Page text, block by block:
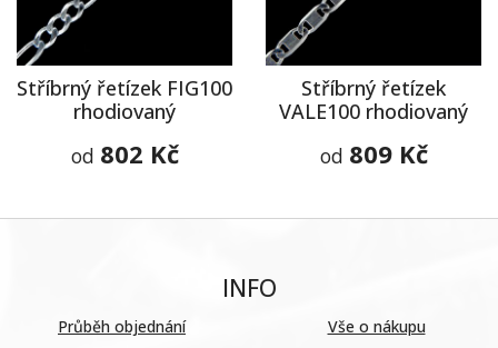
Stříbrný řetízek FIG100
rhodiovaný
od 802 Kč
Stříbrný řetízek
VALE100 rhodiovaný
od 809 Kč
INFO
Průběh objednání
Vše o nákupu